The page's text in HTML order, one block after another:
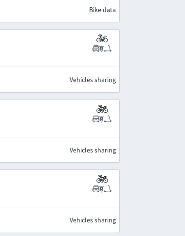
Bike data
Vehicles sharing
Vehicles sharing
Vehicles sharing